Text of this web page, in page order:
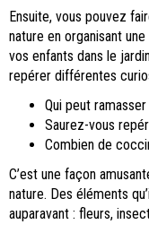
Ensuite, vous pouvez
nature en organisant
vos enfants dans le
repérer différentes
Qui peut
Saurez-vous
Combien de
C’est une façon
nature. Des éléments
auparavant : fleurs,